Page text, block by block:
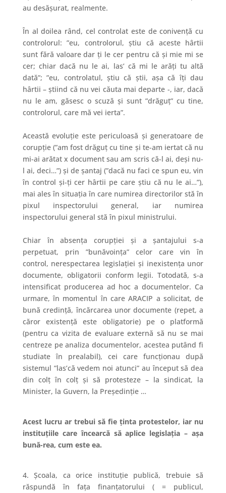
au desășurat, realmente.
În al doilea rând, cel controlat este de conivență cu
controlorul: ”eu, controlorul, știu că aceste hârtii
sunt fără valoare dar ți le cer pentru că și mie mi se
cer; chiar dacă nu le ai, las’ că mi le arăți tu altă
dată”; ”eu, controlatul, știu că știi, așa că îți dau
hârtii – știind că nu vei căuta mai departe -, iar, dacă
nu le am, găsesc o scuză și sunt ”drăguț” cu tine,
controlorul, care mă vei ierta”.
Această evoluție este periculoasă și generatoare de
corupție (”am fost drăguț cu tine și te-am iertat că nu
mi-ai arătat x document sau am scris că-l ai, deși nu-
l ai, deci…”) și de șantaj (”dacă nu faci ce spun eu, vin
în control și-ți cer hârtii pe care știu că nu le ai…”),
mai ales în situația în care numirea directorilor stă în
pixul inspectorului general, iar numirea
inspectorului general stă în pixul ministrului.
Chiar în absența corupției și a șantajului s-a
perpetuat, prin ”bunăvoința” celor care vin în
control, nerespectarea legislației și inexistența unor
documente, obligatorii conform legii. Totodată, s-a
intensificat producerea ad hoc a documentelor. Ca
urmare, în momentul în care ARACIP a solicitat, de
bună credință, încărcarea unor documente (repet, a
căror existență este obligatorie) pe o platformă
(pentru ca vizita de evaluare externă să nu se mai
centreze pe analiza documentelor, acestea putând fi
studiate în prealabil), cei care funcționau după
sistemul ”las’că vedem noi atunci” au început să dea
din colț în colț și să protesteze – la sindicat, la
Minister, la Guvern, la Președinție …
Acest lucru ar trebui să fie ținta protestelor, iar nu
instituțiile care încearcă să aplice legislația – așa
bună-rea, cum este ea.
4. Școala, ca orice instituție publică, trebuie să
răspundă în fața finanțatorului ( = publicul,